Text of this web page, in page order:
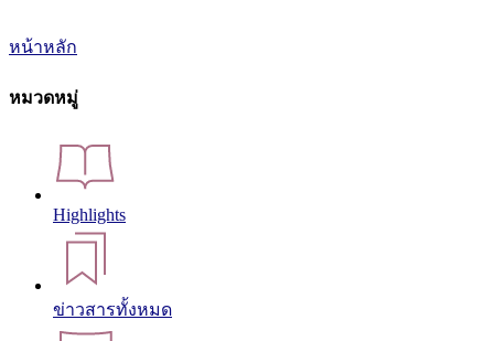
หน้าหลัก
หมวดหมู่
Highlights
ข่าวสารทั้งหมด